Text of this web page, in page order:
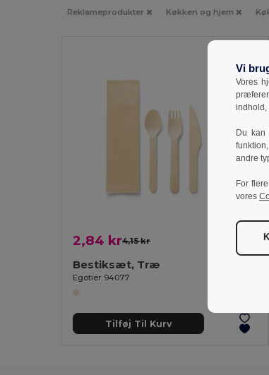
Reklameprodukter Køkken og hjem
2,84 kr4,15 kr
Bestiksæt, Træ
Egotier 94077
Tilføj Til Kurv
Vi
Vores
indhold,
Du kan
andre
For
vores